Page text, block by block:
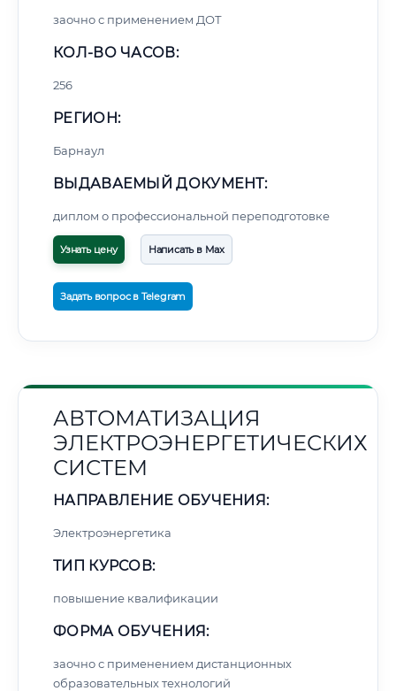
заочно с применением ДОТ
КОЛ-ВО ЧАСОВ:
256
РЕГИОН:
Барнаул
ВЫДАВАЕМЫЙ ДОКУМЕНТ:
диплом о профессиональной переподготовке
Узнать цену Написать в Max
Задать вопрос в Telegram
АВТОМАТИЗАЦИЯ
ЭЛЕКТРОЭНЕРГЕТИЧЕСКИХ
СИСТЕМ
НАПРАВЛЕНИЕ ОБУЧЕНИЯ:
Электроэнергетика
ТИП КУРСОВ:
повышение квалификации
ФОРМА ОБУЧЕНИЯ:
заочно с применением дистанционных
образовательных технологий